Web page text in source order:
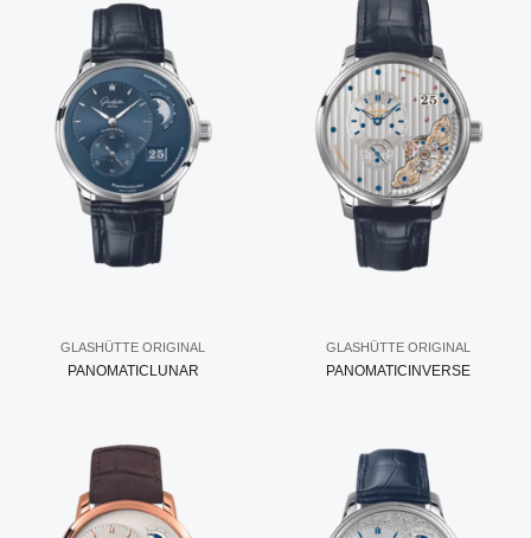
GLASHÜTTE ORIGINAL
PANOMATICLUNAR
GLASHÜTTE ORIGINAL
PANOMATICINVERSE